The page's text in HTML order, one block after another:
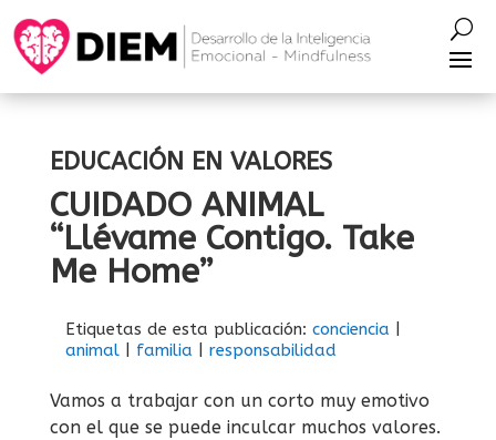
EDUCACIÓN EN VALORES
CUIDADO ANIMAL
“Llévame Contigo. Take
Me Home”
Etiquetas de esta publicación: conciencia
animal| familia responsabilidad
Vamos a trabajar con un corto muy emotivo
con el que se puede inculcar muchos valores.